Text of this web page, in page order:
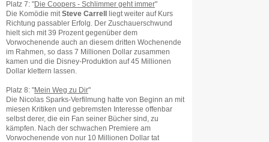
Platz 7: "Die Coopers - Schlimmer geht immer"
Die Komödie mit Steve Carrell
liegt weiter auf Kurs
Richtung passabler Erfolg. Der Zuschauerschwund
hielt sich mit 39 Prozent gegenüber dem
Vorwochenende auch an diesem dritten Wochenende
im Rahmen, so dass 7 Millionen Dollar zusammen
kamen und die Disney-Produktion auf 45 Millionen
Dollar klettern lassen.
Platz 8: "Mein Weg zu Dir"
Die Nicolas Sparks-Verfilmung hatte von Beginn an mit
miesen Kritiken und gebremsten Interesse offenbar
selbst derer, die ein Fan seiner Bücher sind, zu
kämpfen. Nach der schwachen Premiere am
Vorwochenende von nur 10 Millionen Dollar tat